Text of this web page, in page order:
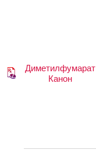
Диметилфумарат
Канон